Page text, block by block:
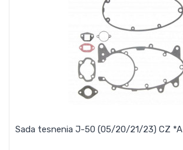
Sada tesnenia J-50 (05/20/21/23) CZ *A